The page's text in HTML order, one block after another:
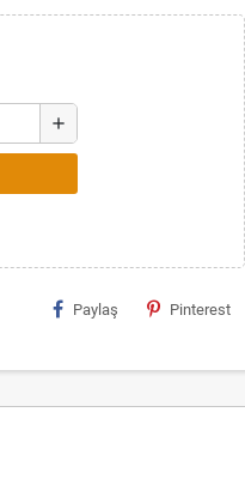
add
Paylaş Pinterest